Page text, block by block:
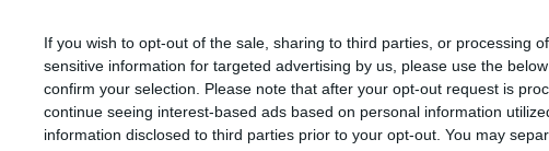
If you wish to opt-out of the sale, sharing to third parties, or processing
sensitive information for targeted advertising by us, please use the
confirm your selection. Please note that after your opt-out request is
continue seeing interest-based ads based on personal information
information disclosed to third parties prior to your opt-out. You may